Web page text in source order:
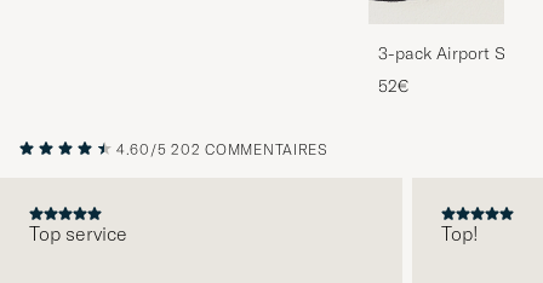
3-pack Airport
Melange
52€
4.60/5 202 COMMENTAIRES
Top service Top!